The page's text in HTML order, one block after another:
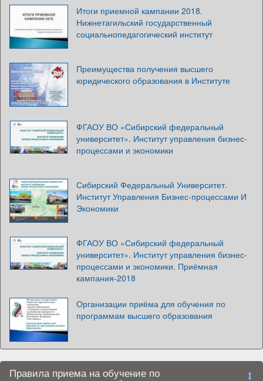
Итоги приемной кампании 2018.
Нижнетагильский государственный
социальнопедагогический институт
Преимущества получения высшего
юридического образования в Институте
ФГАОУ ВО «Сибирский федеральный
университет». Институт управления бизнес-
процессами и экономики
Сибирский Федеральный Университет.
Институт Управления Бизнес-процессами И
Экономики
ФГАОУ ВО «Сибирский федеральный
университет». Институт управления бизнес-
процессами и экономики. Приёмная
кампания-2018
Организации приёма для обучения по
программам высшего образования
Правила приема на обучение по